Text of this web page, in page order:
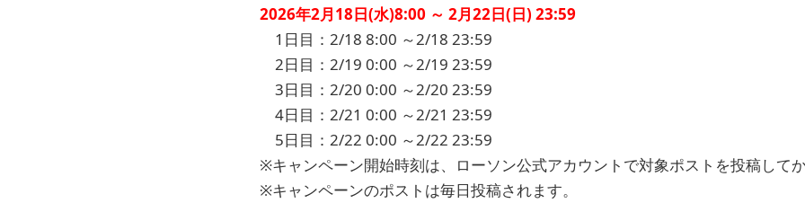
2026年2月18日(水)8:00 ～ 2月22日(日) 23:59
1日目：2/18 8:00 ～2/18 23:59
2日目：2/19 0:00 ～2/19 23:59
3日目：2/20 0:00 ～2/20 23:59
4日目：2/21 0:00 ～2/21 23:59
5日目：2/22 0:00 ～2/22 23:59
※キャンペーン開始時刻は、ローソン公式アカウントで対象ポストを投稿してか
※キャンペーンのポストは毎日投稿されます。